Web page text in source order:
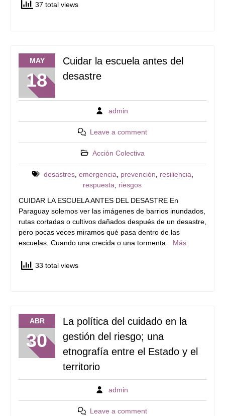
37 total views
MAY
18
Cuidar la escuela antes del
desastre
admin
Leave a comment
Acción Colectiva
desastres, emergencia prevención resiliencia
respuesta
riesgos
CUIDAR LA ESCUELA ANTES DEL DESASTRE En
Paraguay solemos ver las imágenes de barrios inundados,
rutas cortadas o cultivos dañados después de un desastre,
pero pocas veces miramos qué pasa dentro de las
escuelas. Cuando una crecida o una tormenta
Más
33 total views
ABR
30
La política del cuidado en la
gestión del riesgo; una
etnografía entre el Estado y el
territorio
admin
Leave a comment